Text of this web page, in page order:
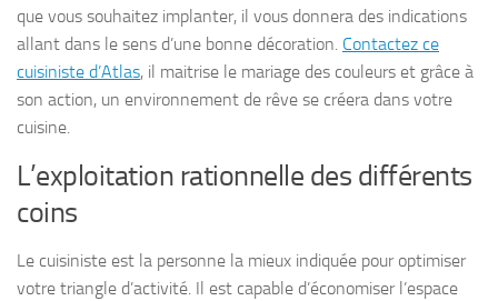
que vous souhaitez implanter, il vous donnera des indications
allant dans le sens d’une bonne décoration. Contactez ce
cuisiniste d’Atlas, il maitrise le mariage des couleurs et grâce à
son action, un environnement de rêve se créera dans votre
cuisine.
L’exploitation rationnelle des différents
coins
Le cuisiniste est la personne la mieux indiquée pour optimiser
votre triangle d’activité. Il est capable d’économiser l’espace